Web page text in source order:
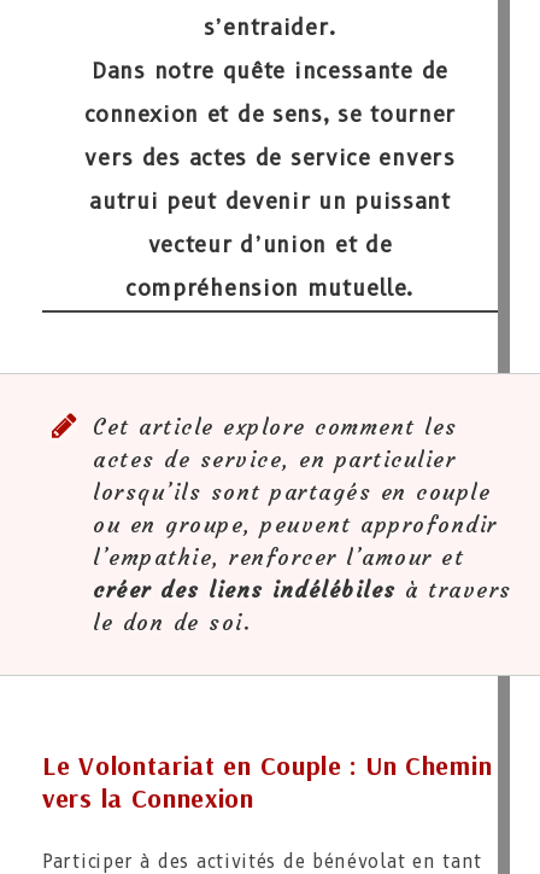
s’entraider.
Dans notre quête incessante de
connexion et de sens, se tourner
vers des actes de service envers
autrui peut devenir un puissant
vecteur d’union et de
compréhension mutuelle.
Cet article explore comment les
actes de service, en particulier
lorsqu’ils sont partagés en couple
ou en groupe, peuvent approfondir
l’empathie, renforcer l’amour et
créer des liens indélébiles à travers
le don de soi.
Le Volontariat en Couple : Un Chemin
vers la Connexion
Participer à des activités de bénévolat en tant